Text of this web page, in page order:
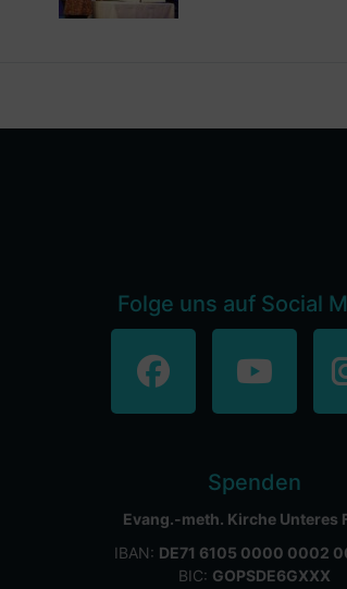
Folge uns auf Social
Spenden
Evang.-meth. Kirche Unteres
IBAN: DE71 6105 0000 0002
BIC: GOPSDE6GXXX